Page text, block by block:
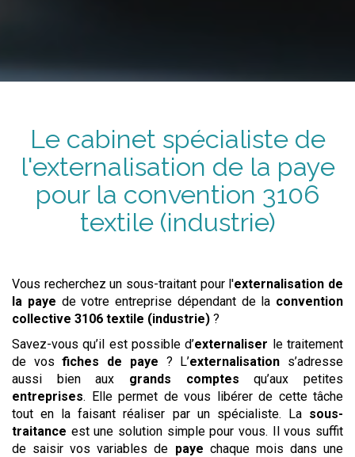
Le cabinet spécialiste de
l'externalisation de la paye
pour la convention 3106
textile (industrie)
Vous recherchez un sous-traitant pour l'externalisation de
la paye de votre entreprise dépendant de la convention
collective 3106 textile (industrie) ?
Savez-vous qu’il est possible d’externaliser le traitement
de vosfiches de paye ? L’externalisation s’adresse
aussi bien aux grands comptes qu’aux petites
entreprises. Elle permet de vous libérer de cette tâche
tout en la faisant réaliser par un spécialiste. La sous-
traitance est une solution simple pour vous. Il vous suffit
de saisir vos variables de paye chaque mois dans une